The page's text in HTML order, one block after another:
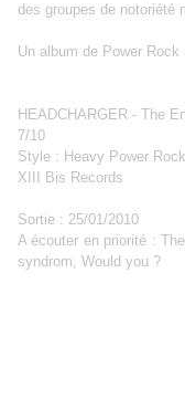
des groupes de notoriété
Un album de Power
HEADCHARGER - The
7/10
Style : Heavy Power
XIII Bis Records
Sortie : 25/01/2010
A écouter en priorité :
syndrom, Would you ?